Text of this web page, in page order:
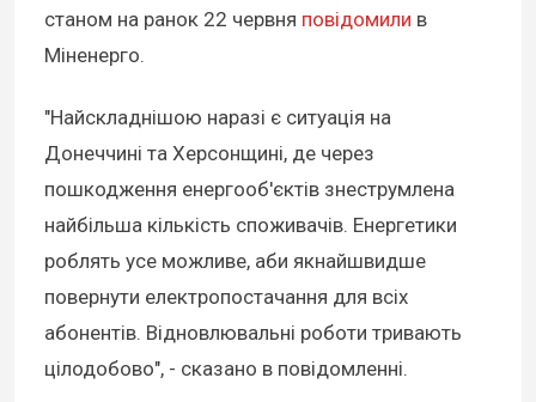
станом на ранок 22 червня повідомили в
Міненерго.
"Найскладнішою наразі є ситуація на
Донеччині та Херсонщині, де через
пошкодження енергооб'єктів знеструмлена
найбільша кількість споживачів. Енергетики
роблять усе можливе, аби якнайшвидше
повернути електропостачання для всіх
абонентів. Відновлювальні роботи тривають
цілодобово", - сказано в повідомленні.